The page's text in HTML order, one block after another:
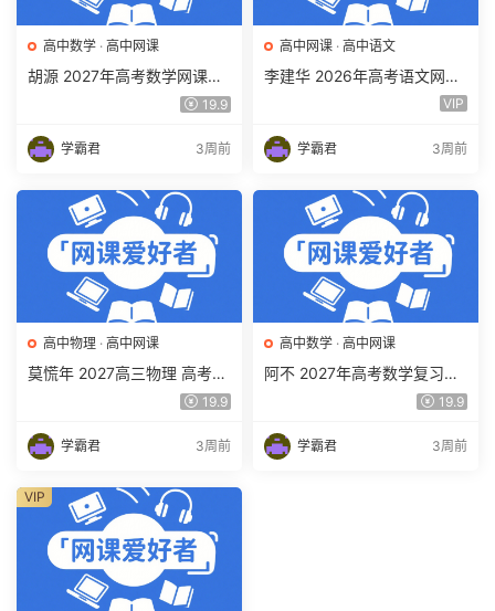
高中数学 · 高中网课
胡源 2027年高考数学网课教
程 高三数学 一轮复习暑假班
19.9
学霸君 3周前
高中网课 · 高中语文
李建华 2026年高考语文网课
教程 高三语文 a+二三轮复习
VIP
学霸君 3周前
高中物理 · 高中网课
莫慌年 2027高三物理 高考物
19.9
学霸君 3周前
高中数学 · 高中网课
阿不 2027年高考数学复习网
课教程 高三数学 一轮复习视
19.9
学霸君 3周前
VIP